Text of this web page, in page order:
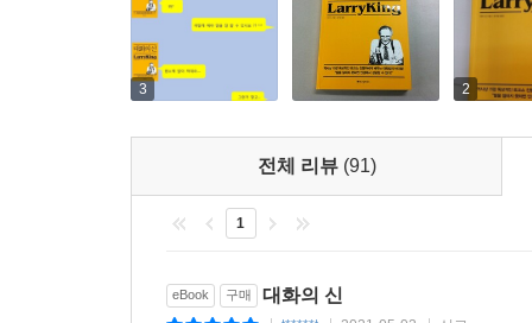
3 2
전체 리뷰 (91)
1
eBook 구매 대화의 신